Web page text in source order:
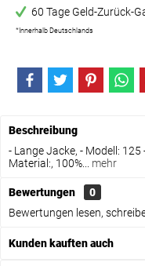
60 Tage Geld-Zurück-
*Innerhalb Deutschlands
Beschreibung
- Lange Jacke, - Modell:
Material:, 100%...
mehr
Bewertungen
0
Bewertungen lesen,
Kunden kauften auch